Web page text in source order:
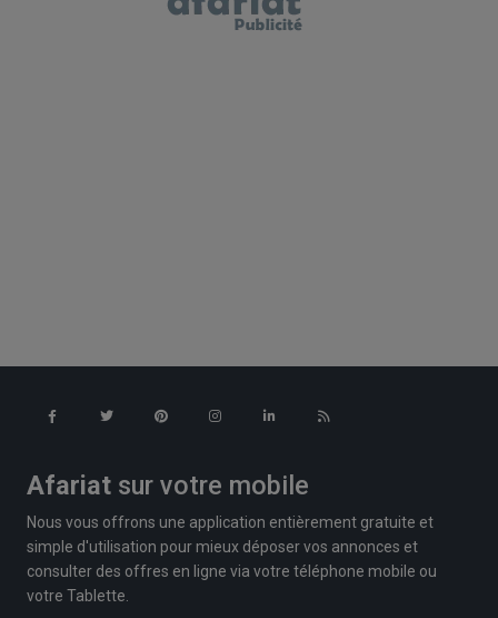
Afariat sur votre mobile
Nous vous offrons une application entièrement gratuite et
simple d'utilisation pour mieux déposer vos annonces et
consulter des offres en ligne via votre téléphone mobile ou
votre Tablette.